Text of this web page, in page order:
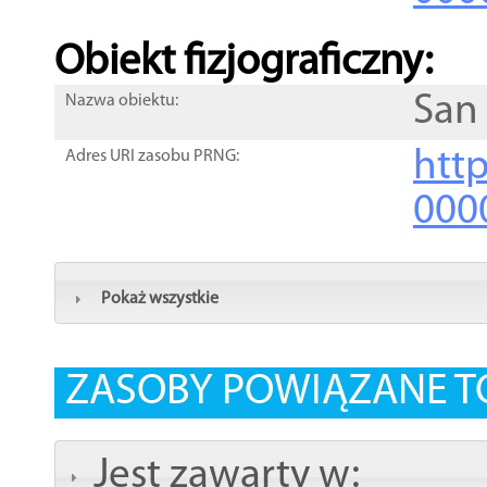
Obiekt fizjograficzny:
Nazwa obiektu: San
Adres URI zasobu PRNG:
Pokaż wszystkie
ZASOBY POWIĄZANE
Jest zawarty w: